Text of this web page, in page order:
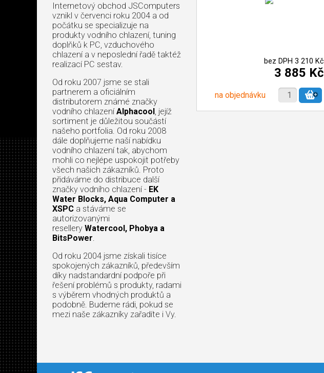
Internetový obchod JSComputers
vznikl v červenci roku 2004 a od
počátku se specializuje na
produkty vodního chlazení, tuning
doplňků k PC, vzduchového
chlazení a v neposlední řadě taktéž
realizací PC sestav.
Od roku 2007 jsme se stali
partnerem a oficiálním
distributorem známé značky
vodního chlazení Alphacool, jejíž
sortiment je důležitou součástí
našeho portfolia. Od roku 2008
dále doplňujeme naší nabídku
vodního chlazení tak, abychom
mohli co nejlépe uspokojit potřeby
všech našich zákazníků. Proto
přidáváme do distribuce další
značky vodního chlazení - EK
Water Blocks, Aqua Computer a
XSPC a stáváme se
autorizovanými
resellery Watercool, Phobya a
BitsPower.
Od roku 2004 jsme získali tisíce
spokojených zákazníků, především
díky nadstandardní podpoře při
řešení problémů s produkty, radami
s výběrem vhodných produktů a
podobně. Budeme rádi, pokud se
mezi naše zákazníky zařadíte i Vy.
bez DPH 3 210 Kč
3 885 Kč
na objednávku